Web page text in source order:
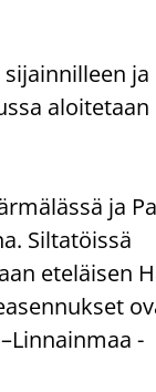
ja
aloi­te­taan
ja
Sil­ta­töis­sä
ete­läi­sen
-​